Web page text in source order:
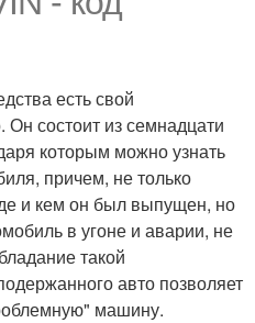
есть свой
состоит из семнадцати
которым можно узнать
причем, не только
и кем он был выпущен, но
в угоне и аварии, не
такой
авто позволяет
машину.